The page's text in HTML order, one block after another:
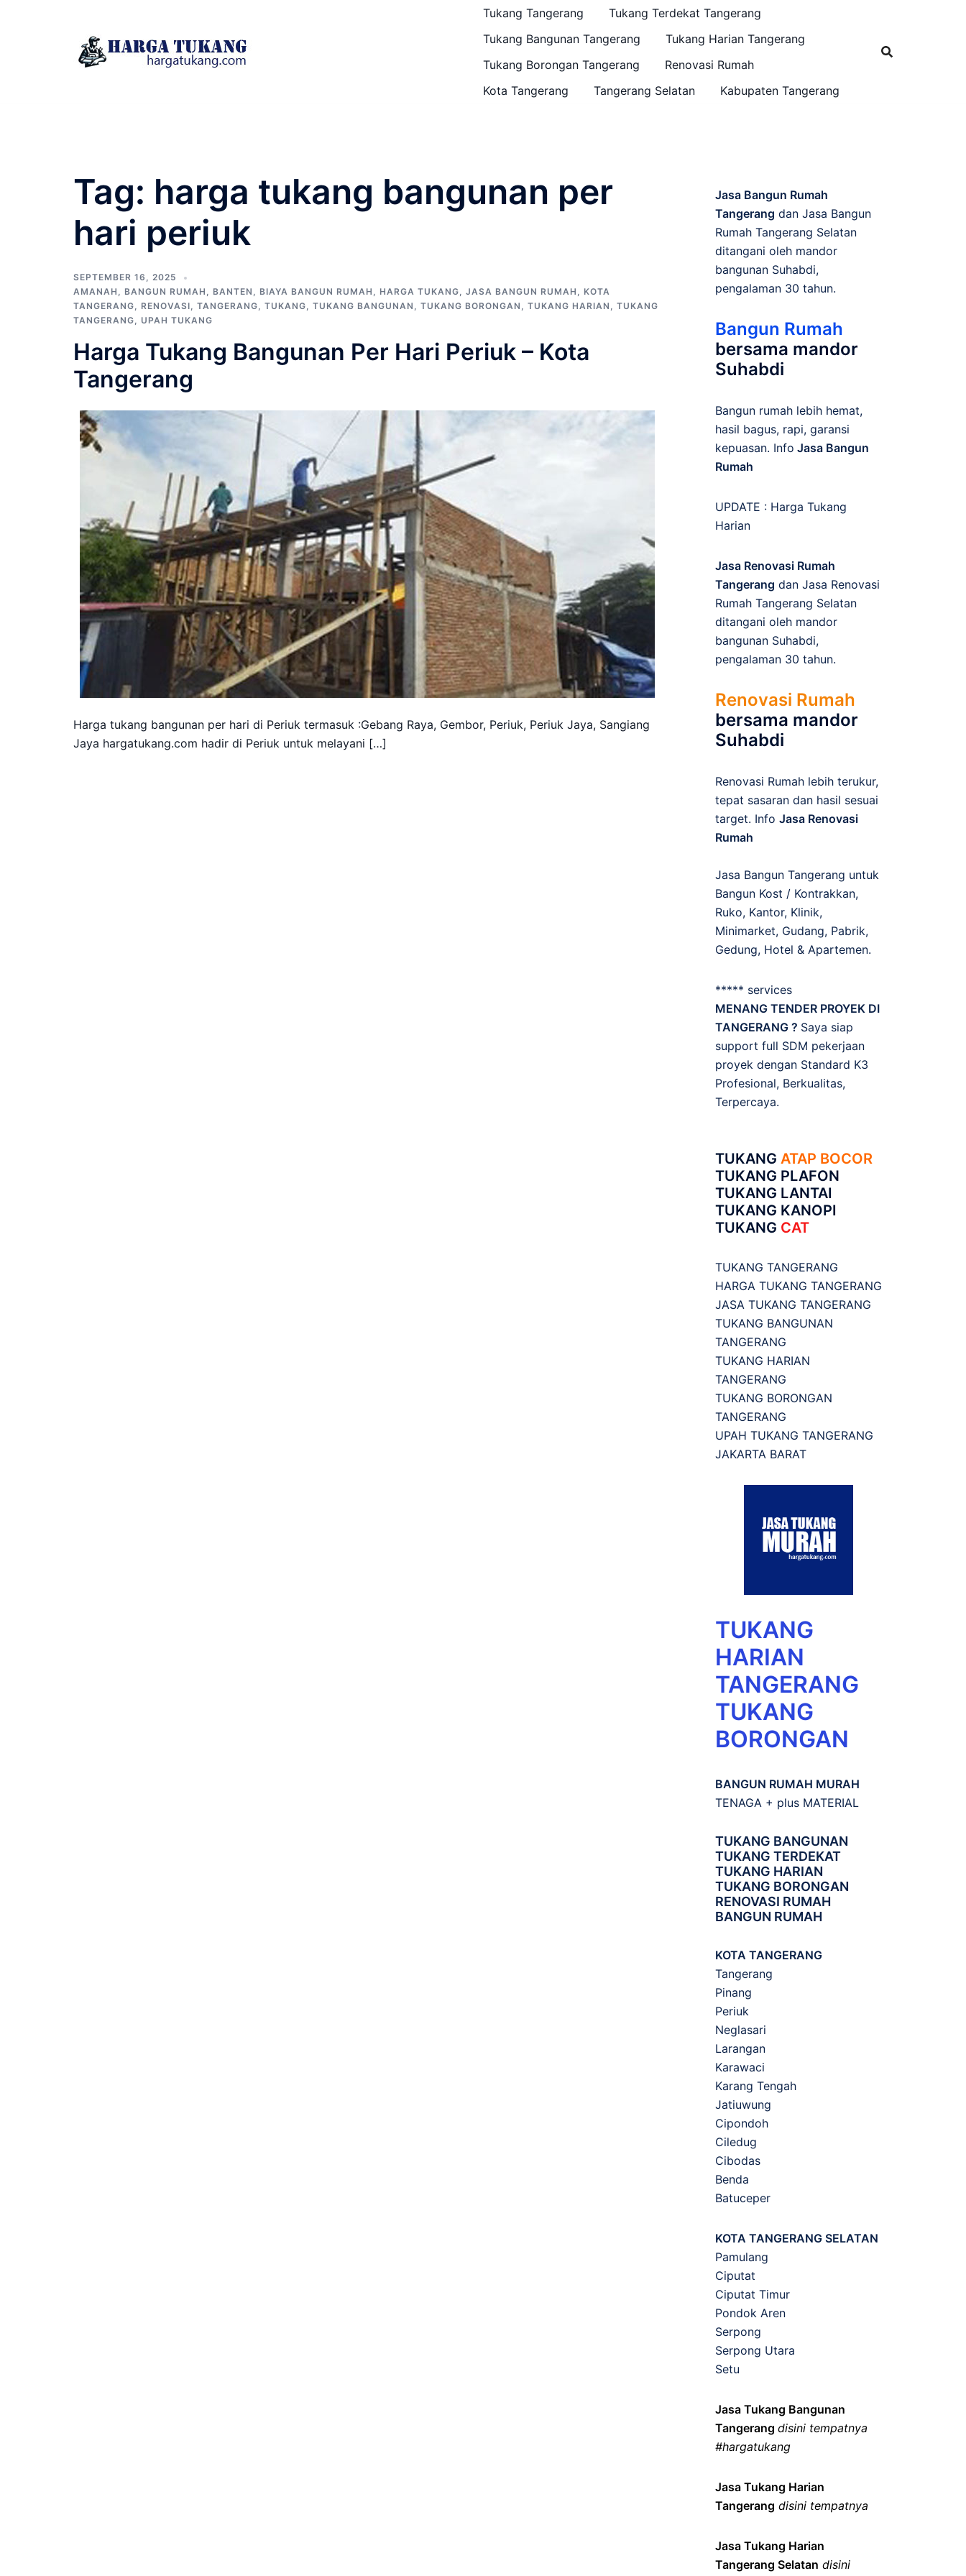
Tukang Tangerang
Tukang Terdekat Tangerang
Tukang Bangunan Tangerang
Tukang Harian Tangerang
Tukang Borongan Tangerang
Renovasi Rumah
Kota Tangerang
Tangerang Selatan Kabupaten Tangerang
Tag: harga tukang bangunan per
hari periuk
SEPTEMBER 16, 2025
AMANAH , BANGUN RUMAH , BANTEN , BIAYA BANGUN RUMAH , HARGA TUKANG, JASA BANGUN RUMAH , KOTA
TANGERANG, RENOVASI, TANGERANG, TUKANG, TUKANG BANGUNAN , TUKANG BORONGAN , TUKANG HARIAN , TUKANG
TANGERANG, UPAH TUKANG
Harga Tukang Bangunan Per Hari Periuk – Kota
Tangerang
Harga tukang bangunan per hari di Periuk termasuk :Gebang Raya, Gembor, Periuk, Periuk Jaya, Sangiang
Jaya hargatukang.com hadir di Periuk untuk melayani […]
Jasa Bangun Rumah
Tangerang dan Jasa Bangun
Rumah Tangerang Selatan
ditangani oleh mandor
bangunan Suhabdi,
pengalaman 30 tahun.
Bangun Rumah
bersama mandor
Suhabdi
Bangun rumah lebih hemat,
hasil bagus, rapi, garansi
kepuasan. Info Jasa Bangun
Rumah
UPDATE : Harga Tukang
Harian
Jasa Renovasi Rumah
Tangerang dan Jasa Renovasi
Rumah Tangerang Selatan
ditangani oleh mandor
bangunan Suhabdi,
pengalaman 30 tahun.
Renovasi Rumah
bersama mandor
Suhabdi
Renovasi Rumah lebih terukur,
tepat sasaran dan hasil sesuai
target. Info Jasa Renovasi
Rumah
Jasa Bangun Tangerang untuk
Bangun Kost / Kontrakkan,
Ruko, Kantor, Klinik,
Minimarket, Gudang, Pabrik,
Gedung, Hotel & Apartemen.
***** services
MENANG TENDER PROYEK DI
TANGERANG ? Saya siap
support full SDM pekerjaan
proyek dengan Standard K3
Profesional, Berkualitas,
Terpercaya.
TUKANG ATAP BOCOR
TUKANG PLAFON
TUKANG LANTAI
TUKANG KANOPI
TUKANG CAT
TUKANG TANGERANG
HARGA TUKANG TANGERANG
JASA TUKANG TANGERANG
TUKANG BANGUNAN
TANGERANG
TUKANG HARIAN
TANGERANG
TUKANG BORONGAN
TANGERANG
UPAH TUKANG TANGERANG
JAKARTA BARAT
TUKANG
HARIAN
TANGERANG
TUKANG
BORONGAN
BANGUN RUMAH MURAH
TENAGA + plus MATERIAL
TUKANG BANGUNAN
TUKANG TERDEKAT
TUKANG HARIAN
TUKANG BORONGAN
RENOVASI RUMAH
BANGUN RUMAH
KOTA TANGERANG
Tangerang
Pinang
Periuk
Neglasari
Larangan
Karawaci
Karang Tengah
Jatiuwung
Cipondoh
Ciledug
Cibodas
Benda
Batuceper
KOTA TANGERANG SELATAN
Pamulang
Ciputat
Ciputat Timur
Pondok Aren
Serpong
Serpong Utara
Setu
Jasa Tukang Bangunan
Tangerang disini tempatnya
#hargatukang
Jasa Tukang Harian
Tangerang disini tempatnya
Jasa Tukang Harian
Tangerang Selatan disini